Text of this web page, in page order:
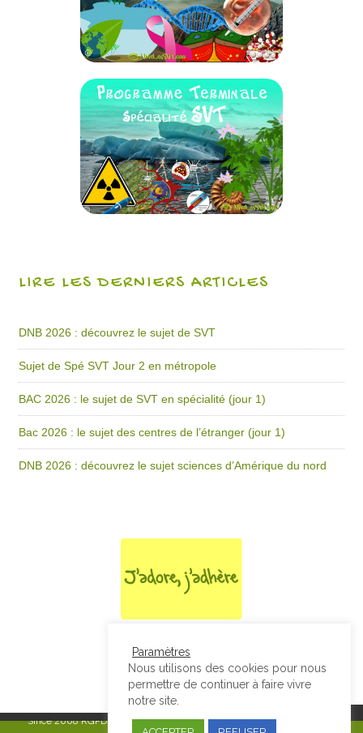
LIRE LES DERNIERS ARTICLES
DNB 2026 : découvrez le sujet de SVT
Sujet de Spé SVT Jour 2 en métropole
BAC 2026 : le sujet de SVT en spécialité (jour 1)
Bac 2026 : le sujet des centres de l’étranger (jour 1)
DNB 2026 : découvrez le sujet sciences d’Amérique du nord
Since 2008RGPD & Mentions Légales|Designed by Studio Thil - Site
Paramètres
Nous utilisons des cookies pour nous
permettre de continuer à faire vivre
notre site.